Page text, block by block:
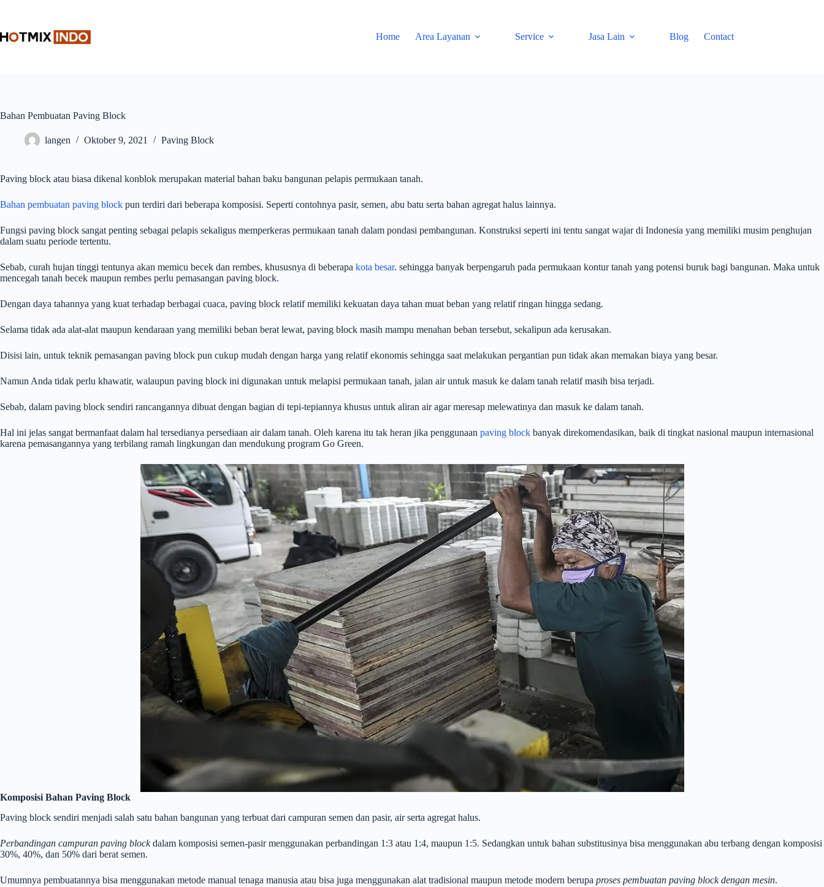
Home
Area Layanan Service Jasa Lain Blog Contact
Bahan Pembuatan Paving Block
langen Oktober 9, 2021 Paving Block
Paving block atau biasa dikenal konblok merupakan material bahan baku bangunan pelapis permukaan tanah.
Bahan pembuatan paving block pun terdiri dari beberapa komposisi. Seperti contohnya pasir, semen, abu batu serta bahan agregat halus lainnya.
Fungsi paving block sangat penting sebagai pelapis sekaligus memperkeras permukaan tanah dalam pondasi pembangunan. Konstruksi seperti ini tentu sangat wajar di Indonesia yang memiliki musim penghujan
dalam suatu periode tertentu.
Sebab, curah hujan tinggi tentunya akan memicu becek dan rembes, khususnya di beberapa kota besar. sehingga banyak berpengaruh pada permukaan kontur tanah yang potensi buruk bagi bangunan. Maka untuk
mencegah tanah becek maupun rembes perlu pemasangan paving block.
Dengan daya tahannya yang kuat terhadap berbagai cuaca, paving block relatif memiliki kekuatan daya tahan muat beban yang relatif ringan hingga sedang.
Selama tidak ada alat-alat maupun kendaraan yang memiliki beban berat lewat, paving block masih mampu menahan beban tersebut, sekalipun ada kerusakan.
Disisi lain, untuk teknik pemasangan paving block pun cukup mudah dengan harga yang relatif ekonomis sehingga saat melakukan pergantian pun tidak akan memakan biaya yang besar.
Namun Anda tidak perlu khawatir, walaupun paving block ini digunakan untuk melapisi permukaan tanah, jalan air untuk masuk ke dalam tanah relatif masih bisa terjadi.
Sebab, dalam paving block sendiri rancangannya dibuat dengan bagian di tepi-tepiannya khusus untuk aliran air agar meresap melewatinya dan masuk ke dalam tanah.
Hal ini jelas sangat bermanfaat dalam hal tersedianya persediaan air dalam tanah. Oleh karena itu tak heran jika penggunaan paving block banyak direkomendasikan, baik di tingkat nasional maupun internasional
karena pemasangannya yang terbilang ramah lingkungan dan mendukung program Go Green.
Komposisi Bahan Paving Block
Paving block sendiri menjadi salah satu bahan bangunan yang terbuat dari campuran semen dan pasir, air serta agregat halus.
Perbandingan campuran paving blockdalam komposisi semen-pasir menggunakan perbandingan 1:3 atau 1:4, maupun 1:5. Sedangkan untuk bahan substitusinya bisa menggunakan abu terbang dengan komposisi
30%, 40%, dan 50% dari berat semen.
Umumnya pembuatannya bisa menggunakan metode manual tenaga manusia atau bisa juga menggunakan alat tradisional maupun metode modern berupa proses pembuatan paving block dengan mesin.